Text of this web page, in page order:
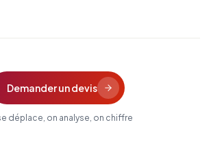
Demander un devis
déplace, on analyse, on chiffre